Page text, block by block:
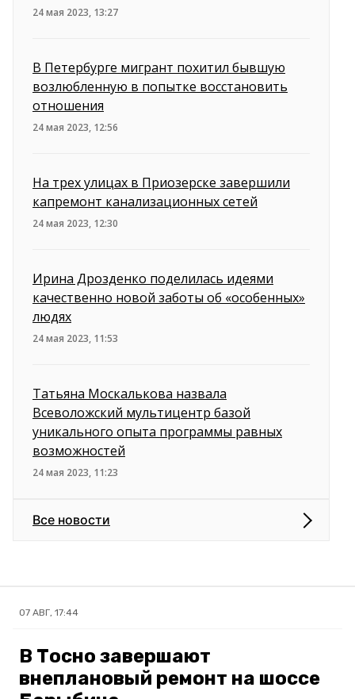
24 мая 2023, 13:27
В Петербурге мигрант похитил бывшую
возлюбленную в попытке восстановить
отношения
24 мая 2023, 12:56
На трех улицах в Приозерске завершили
капремонт канализационных сетей
24 мая 2023, 12:30
Ирина Дрозденко поделилась идеями
качественно новой заботы об «особенных»
людях
24 мая 2023, 11:53
Татьяна Москалькова назвала
Всеволожский мультицентр базой
уникального опыта программы равных
возможностей
24 мая 2023, 11:23
Все новости
07 АВГ, 17:44
В Тосно завершают
внеплановый ремонт на шоссе